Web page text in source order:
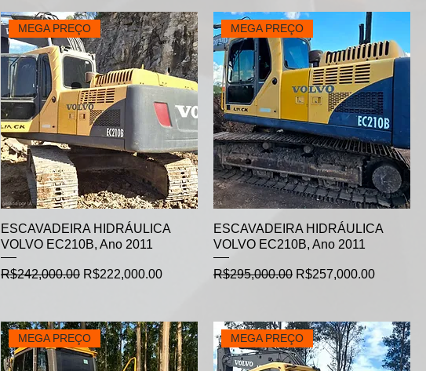
MEGA PREÇO
ESCAVADEIRA HIDRÁULICA
VOLVO EC210B, Ano 2011
Regular Price
R$242,000.00 Sale Price
R$222,000.00
MEGA PREÇO
ESCAVADEIRA HIDRÁULICA
VOLVO EC210B, Ano 2011
Regular Price
R$295,000.00 Sale Price
R$257,000.00
MEGA PREÇO MEGA PREÇO